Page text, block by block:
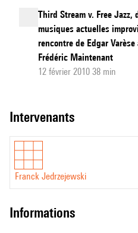
Third Stream v. Free
musiques actuelles
rencontre de Edgar
Frédéric Maintenant
12 février 2010 38 min
intervenants
Franck Jedrzejewski
informations